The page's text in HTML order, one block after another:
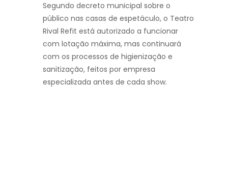
Segundo decreto municipal sobre o
público nas casas de espetáculo, o Teatro
Rival Refit está autorizado a funcionar
com lotação máxima, mas continuará
com os processos de higienização e
sanitização, feitos por empresa
especializada antes de cada show.